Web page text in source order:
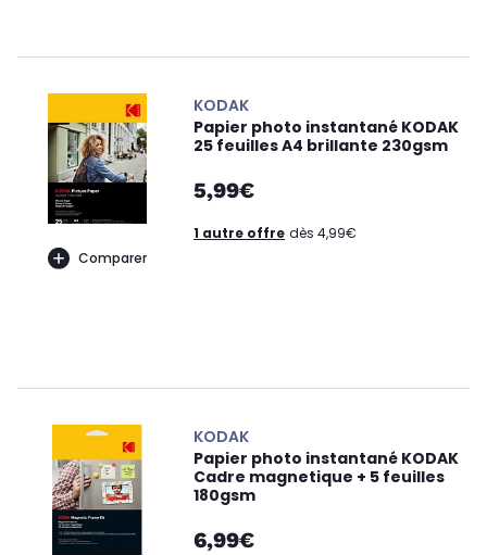
Comparer
KODAK
Papier photo instantané KODAK
25 feuilles A4 brillante 230gsm
5,99€
1 autre offre dès 4,99€
KODAK
Papier photo instantané KODAK
Cadre magnetique + 5 feuilles
180gsm
6,99€